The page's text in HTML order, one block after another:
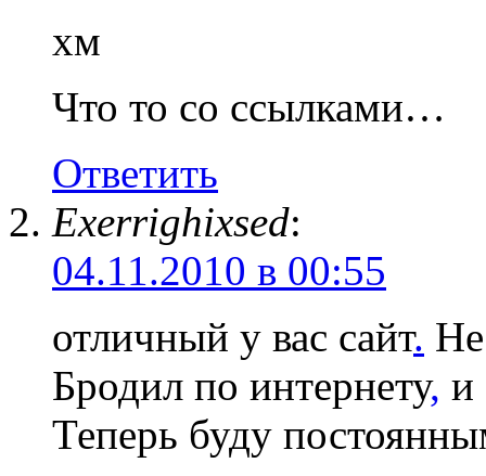
хм
Что то со ссылками…
Ответить
Exerrighixsed:
04.11.2010 в 00:55
отличный у вас сайт.
Бродил по интернету, и
Теперь буду